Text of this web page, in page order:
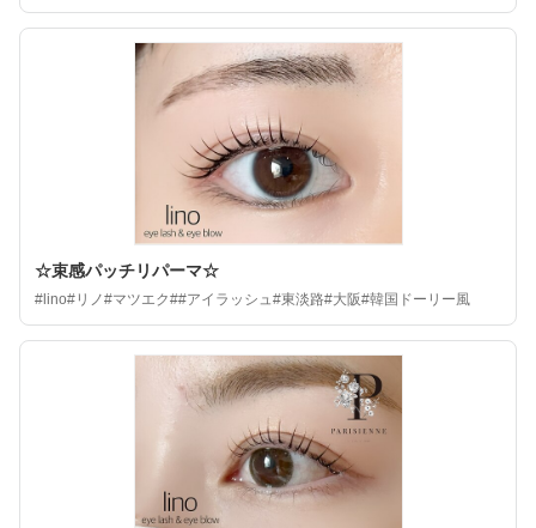
☆束感パッチリパーマ☆
#lino#リノ#マツエク##アイラッシュ#東淡路#大阪#韓国ドーリー風